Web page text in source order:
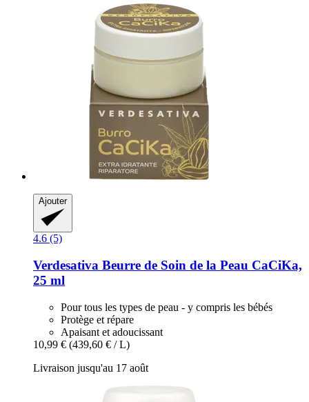
Ajouter
4.6 (5)
Verdesativa Beurre de Soin de la Peau CaCiKa,
25 ml
Pour tous les types de peau - y compris les bébés
Protège et répare
Apaisant et adoucissant
10,99 € (439,60 € / L)
Livraison jusqu'au 17 août